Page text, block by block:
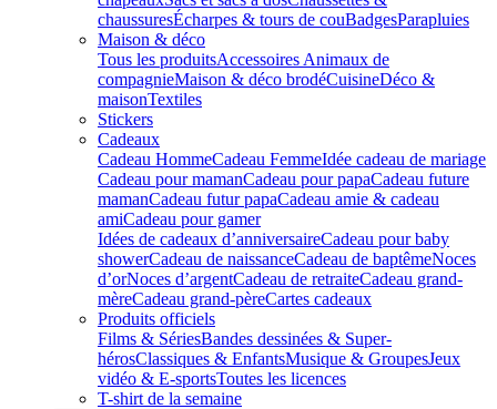
chaussuresÉcharpes & tours de couBadgesParapluies
Maison & déco
Tous les produitsAccessoires Animaux de
compagnieMaison & déco brodéCuisineDéco &
maisonTextiles
Stickers
Cadeaux
Cadeau HommeCadeau FemmeIdée cadeau de mariage​
Cadeau pour mamanCadeau pour papaCadeau future
mamanCadeau futur papaCadeau amie & cadeau
amiCadeau pour gamer
Idées de cadeaux d’anniversaireCadeau pour baby
showerCadeau de naissanceCadeau de baptêmeNoces
d’orNoces d’argentCadeau de retraiteCadeau grand-
mèreCadeau grand-pèreCartes cadeaux
Produits officiels
Films & SériesBandes dessinées & Super-
hérosClassiques & EnfantsMusique & GroupesJeux
vidéo & E-sportsToutes les licences
T-shirt de la semaine